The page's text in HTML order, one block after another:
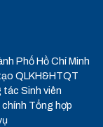
Phố Hồ Chí Minh
QLKH&HTQT
Sinh viên
Tổng hợp